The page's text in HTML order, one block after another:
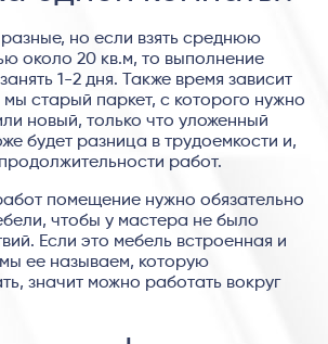
но если взять среднюю
около 20 кв.м, то выполнение
1-2 дня. Также время зависит
старый паркет, с которого нужно
новый, только что уложенный
будет разница в трудоемкости и,
работ.
помещение нужно обязательно
чтобы у мастера не было
Если это мебель встроенная и
ее называем, которую
значит можно работать вокруг